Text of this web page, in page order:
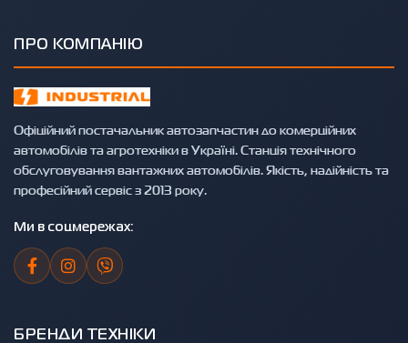
ПРО КОМПАНІЮ
Офіційний постачальник автозапчастин до комерційних
автомобілів та агротехніки в Україні. Станція технічного
обслуговування вантажних автомобілів. Якість, надійність та
професійний сервіс з 2013 року.
Ми в соцмережах:
БРЕНДИ ТЕХНІКИ